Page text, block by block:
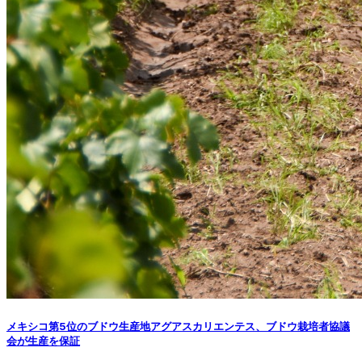
メキシコ第5位のブドウ生産地アグアスカリエンテス、ブドウ栽培者協議
会が生産を保証